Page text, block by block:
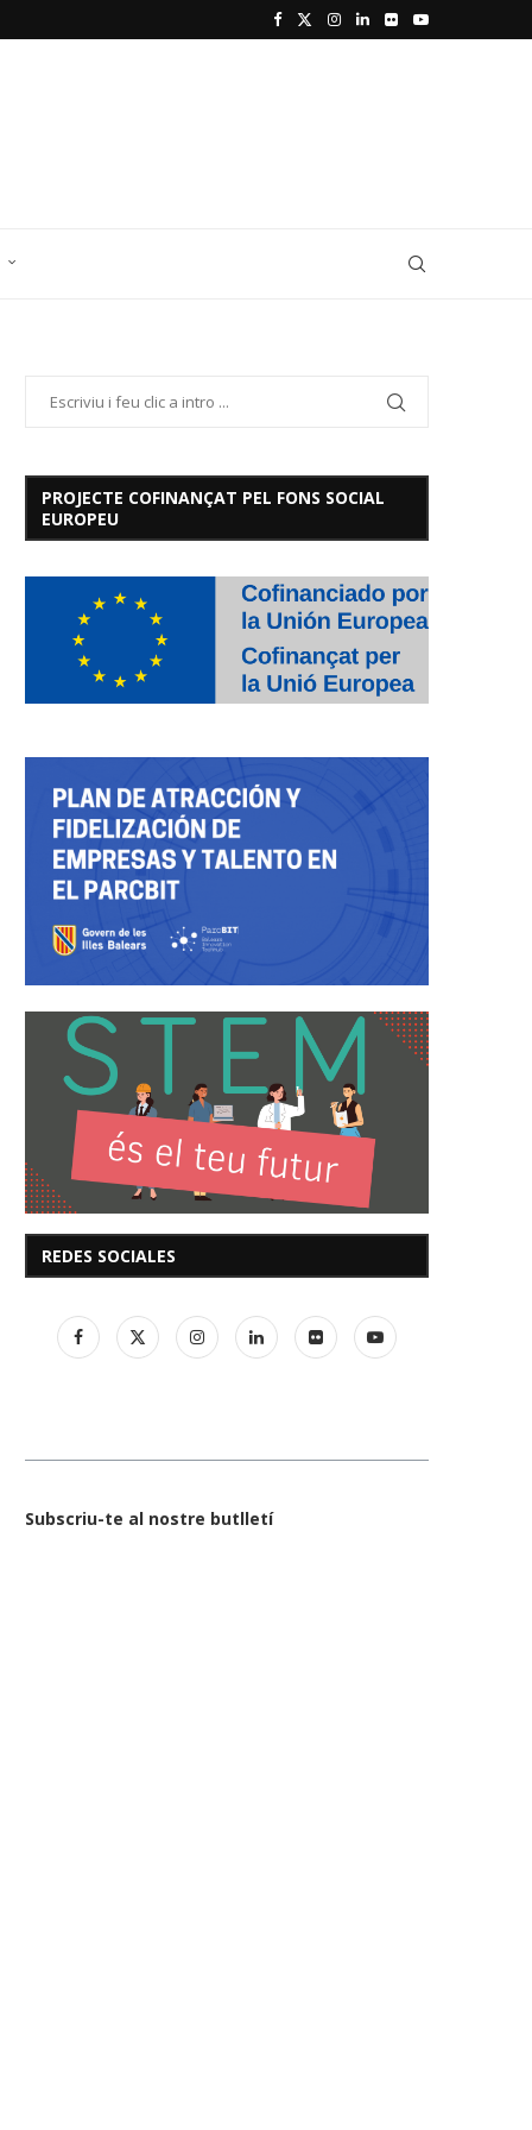
PROJECTE COFINANÇAT PEL FONS SOCIAL
EUROPEU
REDES SOCIALES
Subscriu-te al nostre butlletí